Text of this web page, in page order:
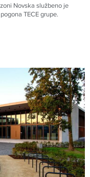
Novska službeno je
TECE grupe.